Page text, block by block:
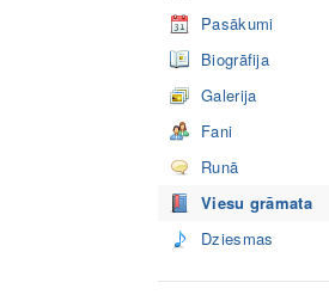
Pasākumi
Biogrāfija
Galerija
Fani
Runā
Viesu grāmata
Dziesmas